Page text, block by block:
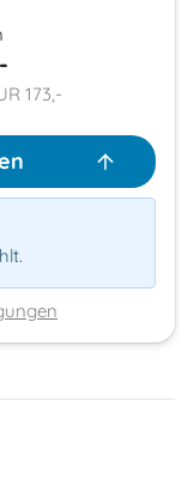
173,-